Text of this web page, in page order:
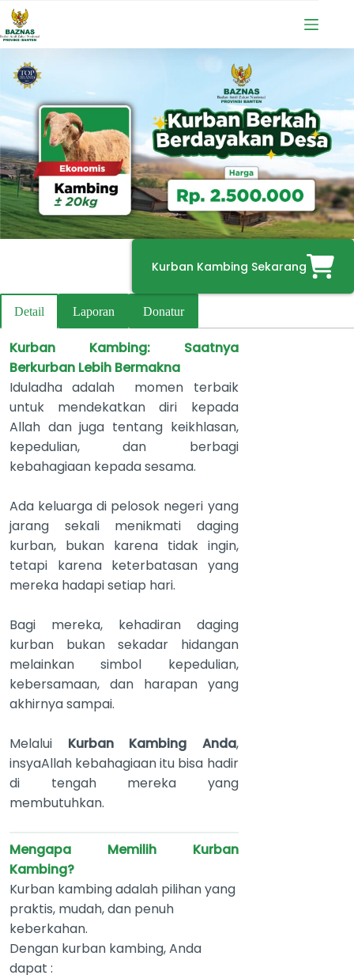
Skip
content
Kurban Kambing Sekarang
Detail Laporan Donatur
Kurban Kambing: Saatnya
Berkurban Lebih Bermakna
Iduladha adalah momen terbaik
untuk mendekatkan diri kepada
Allah dan juga tentang keikhlasan,
kepedulian, dan berbagi
kebahagiaan kepada sesama.
Ada keluarga di pelosok negeri yang
jarang sekali menikmati daging
kurban, bukan karena tidak ingin,
tetapi karena keterbatasan yang
mereka hadapi setiap hari.
Bagi mereka, kehadiran daging
kurban bukan sekadar hidangan
melainkan simbol kepedulian,
kebersamaan, dan harapan yang
akhirnya sampai.
Melalui Kurban Kambing Anda,
insyaAllah kebahagiaan itu bisa hadir
di tengah mereka yang
membutuhkan.
Mengapa Memilih Kurban
Kambing?
Kurban kambing adalah pilihan yang
praktis, mudah, dan penuh
keberkahan.
Dengan kurban kambing, Anda
dapat :